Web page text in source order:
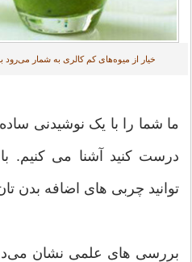
خیار از میوه‌های کم کالری به شمار
ما شما را با یک نوشیدنی
درست کنید آشنا می کنیم.
توانید چربی های اضافه بدن
بررسی های علمی نشان